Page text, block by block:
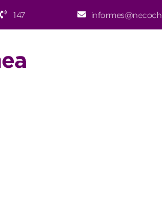
147